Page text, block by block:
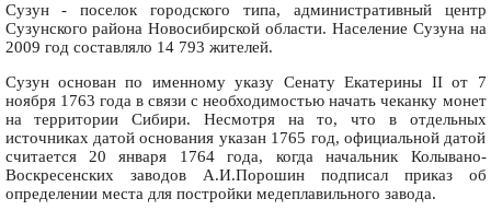
Сузун - поселок городского типа, административный центр
Сузунского района Новосибирской области. Население Сузуна на
2009 год составляло 14 793 жителей.
Сузун основан по именному указу Сенату Екатерины II от 7
ноября 1763 года в связи с необходимостью начать чеканку монет
на территории Сибири. Несмотря на то, что в отдельных
источниках датой основания указан 1765 год, официальной датой
считается 20 января 1764 года, когда начальник Колывано-
Воскресенских заводов А.И.Порошин подписал приказ об
определении места для постройки медеплавильного завода.